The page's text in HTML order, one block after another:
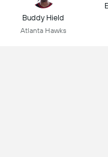
Buddy Hield
Atlanta Hawks